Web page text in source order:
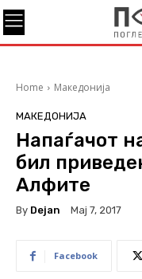
Home Македонија
МАКЕДОНИЈА
Напаѓачот
бил
Алфите
By Dejan Мај 7, 2017
Facebook